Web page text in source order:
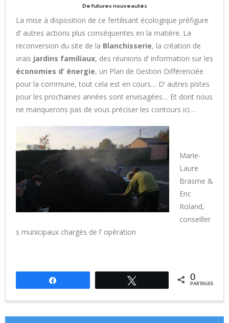
De futures nouveautés
La mise à disposition de ce fertilisant écologique préfigure
d’ autres actions plus conséquentes en la matière. La
reconversion du site de la Blanchisserie, la création de
vrais jardins familiaux, des réunions d’ information sur les
économies d’ énergie, un Plan de Gestion Différenciée
pour la commune, tout cela est en cours… D’ autres pistes
pour les prochaines années sont envisagées… Et dont nous
ne manquerons pas de vous préciser les contours ici…
Marie-
Laure
Brasme &
Eric
Roland,
conseiller
s municipaux chargés de l’ opération
0
PARTAGES